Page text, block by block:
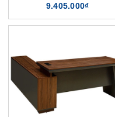
9.405.000₫